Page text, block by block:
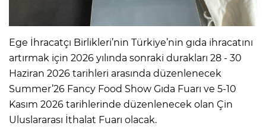
Ege İhracatçı Birlikleri’nin Türkiye’nin gıda ihracatını
artırmak için 2026 yılında sonraki durakları 28 - 30
Haziran 2026 tarihleri arasında düzenlenecek
Summer’26 Fancy Food Show Gıda Fuarı ve 5-10
Kasım 2026 tarihlerinde düzenlenecek olan Çin
Uluslararası İthalat Fuarı olacak.